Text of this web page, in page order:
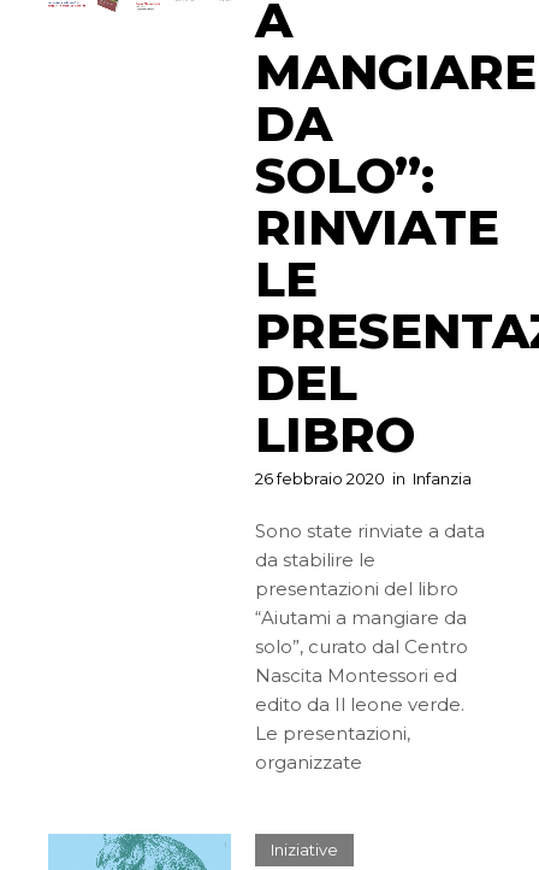
A
MANGIARE
DA
SOLO”:
RINVIATE
LE
DEL
LIBRO
26 febbraio 2020 in Infanzia
Sono state rinviate a data
da stabilire le
presentazioni del libro
“Aiutami a mangiare da
solo”, curato dal Centro
Nascita Montessori ed
edito da Il leone verde.
Le presentazioni,
organizzate
Iniziative